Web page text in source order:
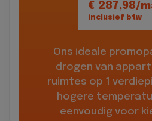
€ 287,98/
inclusief btw
Ons ideale
drogen van
ruimtes op 1
hogere
eenvoudig voor